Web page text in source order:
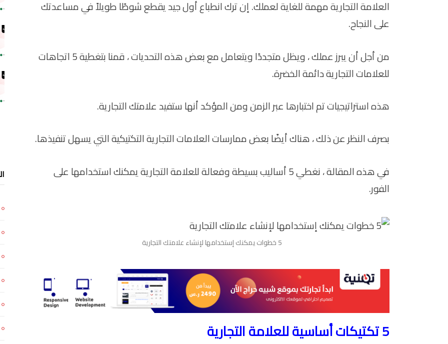
العلامة التجارية مهمة للغاية لعملك. إن ترك انطباع أول جيد يقطع شوطًا طويلاً في مساعدتك
على النجاح.
من أجل أن يبرز عملك ، ويظل متجددًا ويتعامل مع بعض هذه التحديات ، قمنا بتغطية 5 اتجاهات
للعلامات التجارية دائمة الخضرة.
هذه استراتيجيات تم اختبارها عبر الزمن ومن المؤكد أنها ستفيد علامتك التجارية.
بصرف النظر عن ذلك ، هناك أيضًا بعض ممارسات العلامات التجارية التكتيكية التي يسهل تنفيذها.
في هذه المقالة ، نغطي 5 أساليب بسيطة وفعالة للعلامة التجارية يمكنك استخدامها على
الفور.
5 خطوات يمكنك إستخدامها لإنشاء علامتك التجارية
5 تكتيكات أساسية للعلامة التجارية